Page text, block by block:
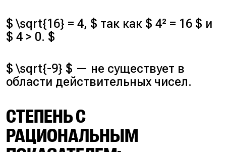
$ \sqrt{16} = 4, $ так как $ 4² = 16 $ и
$ 4 > 0. $
$ \sqrt{-9} $ — не существует в
области действительных чисел.
СТЕПЕНЬ С
РАЦИОНАЛЬНЫМ